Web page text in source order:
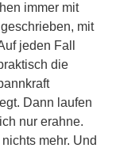
immer mit
mit
jeden Fall
die
Dann laufen
nur erahne.
mehr. Und